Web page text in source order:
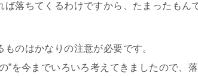
落ちてくるわけですから、たまったもん
のはかなりの注意が必要です。
”を今までいろいろ考えてきましたので、